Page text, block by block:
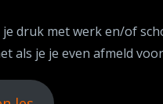
je druk met werk en/of
als je je even afmeld